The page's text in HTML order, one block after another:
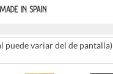
puede variar del de pantalla)